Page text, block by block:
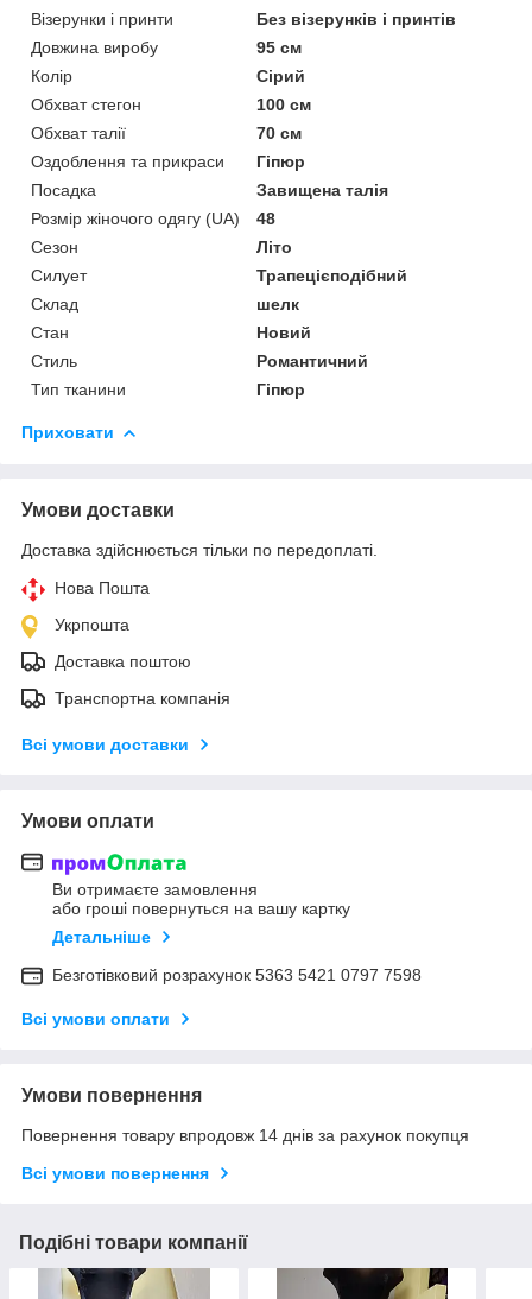
Візерунки і принти
Без візерунків і принтів
Довжина виробу
95 см
Колір
Сірий
Обхват стегон
100 см
Обхват талії
70 см
Оздоблення та прикраси
Гіпюр
Посадка
Завищена талія
Розмір жіночого одягу (UA)
48
Сезон
Літо
Силует
Трапецієподібний
Склад
шелк
Стан
Новий
Стиль
Романтичний
Тип тканини
Гіпюр
Приховати
Умови доставки
Доставка здійснюється тільки по передоплаті.
Нова Пошта
Укрпошта
Доставка поштою
Транспортна компанія
Всі умови доставки
Умови оплати
Ви отримаєте замовлення
або гроші повернуться на вашу картку
Детальніше
Безготівковий розрахунок 5363 5421 0797 7598
Всі умови оплати
Умови повернення
Повернення товару впродовж 14 днів за рахунок покупця
Всі умови повернення
Подібні товари компанії